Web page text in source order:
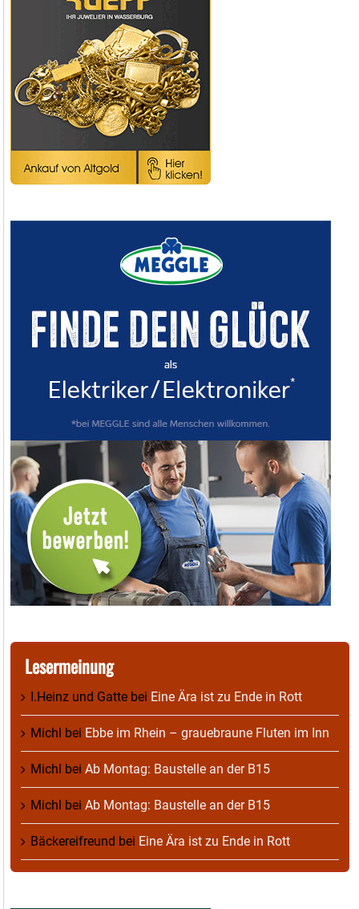
Lesermeinung
I.Heinz und Gatte bei Eine Ära ist zu Ende in Rott
Michl bei Ebbe im Rhein – grauebraune Fluten im Inn
Michl bei Ab Montag: Baustelle an der B15
Michl bei Ab Montag: Baustelle an der B15
Bäckereifreund bei Eine Ära ist zu Ende in Rott